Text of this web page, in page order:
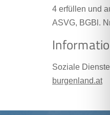
4 erfüllen und
ASVG, BGBl.
Soziale
burgenland.at